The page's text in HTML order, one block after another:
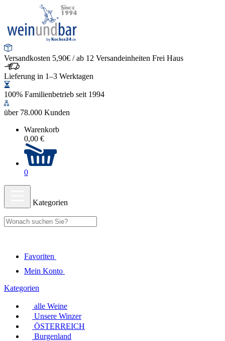
Versandkosten 5,90€ / ab 12 Versandeinheiten Frei Haus
Lieferung in 1–3 Werktagen
100% Familienbetrieb seit 1994
über 78.000 Kunden
Warenkorb
0,00 €
0
Kategorien
Favoriten
Mein Konto
Kategorien
alle Weine
Unsere Winzer
ÖSTERREICH
Burgenland